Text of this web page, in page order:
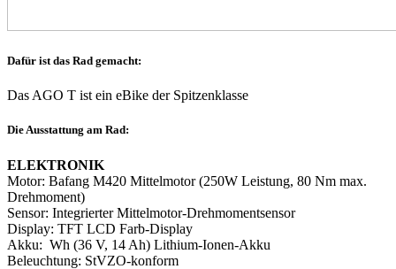
Dafür ist das Rad gemacht:
Das AGO T ist ein eBike der Spitzenklasse
Die Ausstattung am Rad:
ELEKTRONIK
Motor: Bafang M420 Mittelmotor (250W Leistung, 80 Nm max.
Drehmoment)
Sensor: Integrierter Mittelmotor-Drehmomentsensor
Display: TFT LCD Farb-Display
Akku: Wh (36 V, 14 Ah) Lithium-Ionen-Akku
Beleuchtung: StVZO-konform